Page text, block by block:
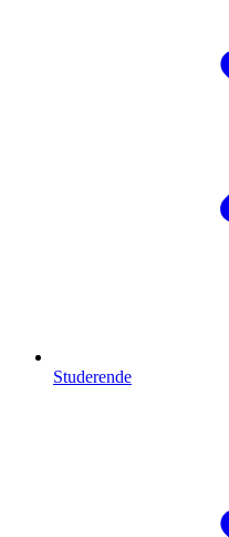
Studerende